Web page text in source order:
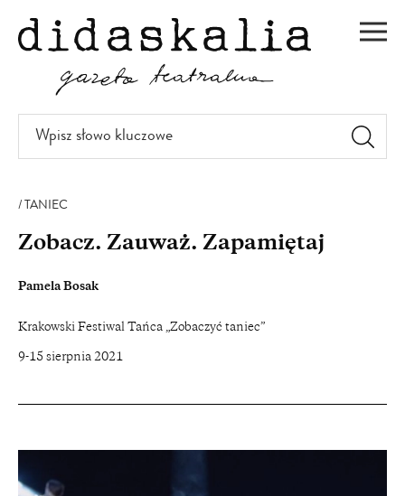
DO
TREŚCI
Wpisz
słowo
TANIEC
Zobacz. Zauważ. Zapamiętaj
Pamela Bosak
Krakowski Festiwal Tańca „Zobaczyć taniec”
9-15 sierpnia 2021